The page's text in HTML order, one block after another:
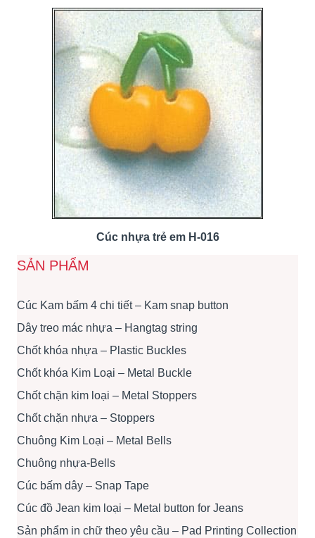
Cúc nhựa trẻ em H-016
SẢN PHẨM
Cúc Kam bấm 4 chi tiết – Kam snap button
Dây treo mác nhựa – Hangtag string
Chốt khóa nhựa – Plastic Buckles
Chốt khóa Kim Loại – Metal Buckle
Chốt chặn kim loại – Metal Stoppers
Chốt chặn nhựa – Stoppers
Chuông Kim Loại – Metal Bells
Chuông nhựa-Bells
Cúc bấm dây – Snap Tape
Cúc đồ Jean kim loại – Metal button for Jeans
Sản phẩm in chữ theo yêu cầu – Pad Printing Collection